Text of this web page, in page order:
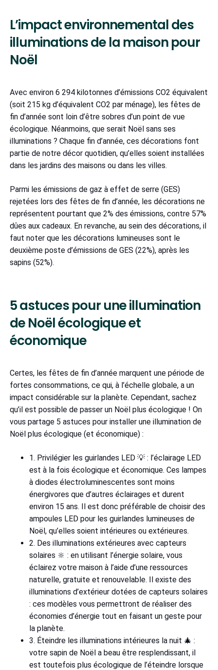
L’impact environnemental des
illuminations de la maison pour
Noël
Avec environ 6 294 kilotonnes d’émissions CO2 équivalent
(soit 215 kg d’équivalent CO2 par ménage), les fêtes de
fin d’année sont loin d’être sobres d’un point de vue
écologique. Néanmoins, que serait Noël sans ses
illuminations ? Chaque fin d’année, ces décorations font
partie de notre décor quotidien, qu’elles soient installées
dans les jardins des maisons ou dans les villes.
Parmi les émissions de gaz à effet de serre (GES)
rejetées lors des fêtes de fin d’année, les décorations ne
représentent pourtant que 2% des émissions, contre 57%
dûes aux cadeaux. En revanche, au sein des décorations, il
faut noter que les décorations lumineuses sont le
deuxième poste d’émissions de GES (22%), après les
sapins (52%).
5 astuces pour une illumination
de Noël écologique et
économique
Certes, les fêtes de fin d’année marquent une période de
fortes consommations, ce qui, à l’échelle globale, a un
impact considérable sur la planète. Cependant, sachez
qu’il est possible de passer un Noël plus écologique ! On
vous partage 5 astuces pour installer une illumination de
Noël plus écologique (et économique) :
1. Privilégier les guirlandes LED 💡 : l’éclairage LED
est à la fois écologique et économique. Ces lampes
à diodes électroluminescentes sont moins
énergivores que d’autres éclairages et durent
environ 15 ans. Il est donc préférable de choisir des
ampoules LED pour les guirlandes lumineuses de
Noël, qu’elles soient intérieures ou extérieures.
2. Des illuminations extérieures avec capteurs
solaires 🔆 : en utilisant l’énergie solaire, vous
éclairez votre maison à l’aide d’une ressources
naturelle, gratuite et renouvelable. Il existe des
illuminations d’extérieur dotées de capteurs solaires
: ces modèles vous permettront de réaliser des
économies d’énergie tout en faisant un geste pour
la planète.
3. Éteindre les illuminations intérieures la nuit 🎄 :
votre sapin de Noël a beau être resplendissant, il
est toutefois plus écologique de l’éteindre lorsque